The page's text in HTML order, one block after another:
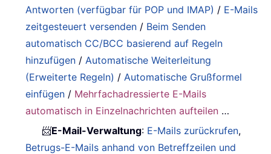
Antworten (verfügbar für POP und IMAP) / E-Mails
zeitgesteuert versenden / Beim Senden
automatisch CC/BCC basierend auf Regeln
hinzufügen /Automatische Weiterleitung
(Erweiterte Regeln) /Automatische Grußformel
einfügen / Mehrfachadressierte E-Mails
automatisch in Einzelnachrichten aufteilen …
📨E-Mail-Verwaltung: E-Mails zurückrufen,
Betrugs-E-Mails anhand von Betreffzeilen und